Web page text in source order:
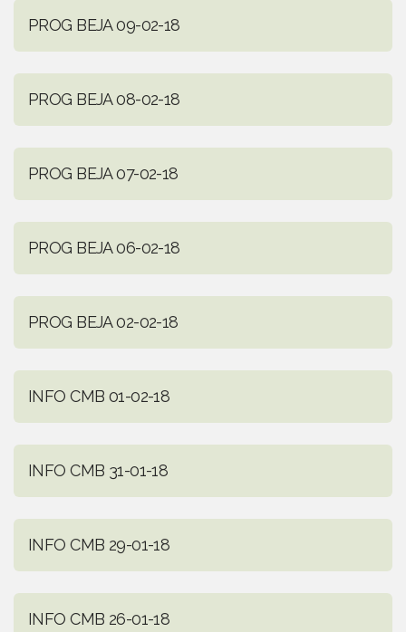
PROG BEJA 09-02-18
PROG BEJA 08-02-18
PROG BEJA 07-02-18
PROG BEJA 06-02-18
PROG BEJA 02-02-18
INFO CMB 01-02-18
INFO CMB 31-01-18
INFO CMB 29-01-18
INFO CMB 26-01-18